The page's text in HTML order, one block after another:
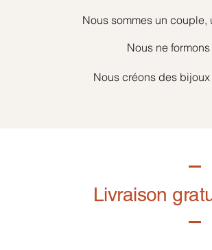
Nous sommes un couple,
Nous ne
Nous créons des
Livraison